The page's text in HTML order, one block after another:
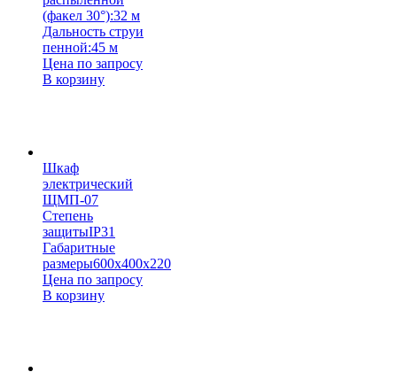
(факел 30°):32 м
Дальность струи
пенной:45 м
Цена по запросу
В корзину
Шкаф
электрический
ЩМП-07
Степень
защитыIP31
Габаритные
размеры600х400х220
Цена по запросу
В корзину